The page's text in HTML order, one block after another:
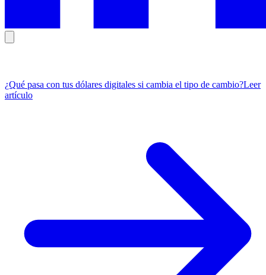
¿Qué pasa con tus dólares digitales si cambia el tipo de cambio?Leer
artículo